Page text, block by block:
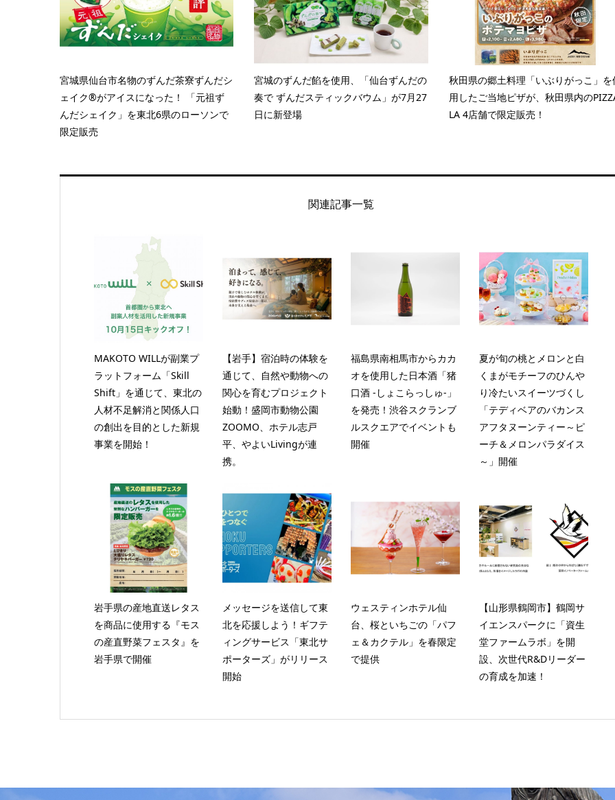
宮城県仙台市名物のずんだ茶寮ずんだシ
ェイク®がアイスになった！ 「元祖ず
んだシェイク」を東北6県のローソンで
限定販売
宮城のずんだ餡を使用、「仙台ずんだの
奏で ずんだスティックバウム」が7月27
日に新登場
秋田県の郷土料理「いぶりがっこ」を
用したご当地ピザが、秋田県内の
LA 4店舗で限定販売！
関連記事一覧
MAKOTO WILLが副業プ
ラットフォーム「Skill
Shift」を通じて、東北の
人材不足解消と関係人口
の創出を目的とした新規
事業を開始！
【岩手】宿泊時の体験を
通じて、自然や動物への
関心を育むプロジェクト
始動！盛岡市動物公園
ZOOMO、ホテル志戸
平、やよいLivingが連
携。
福島県南相馬市からカカ
オを使用した日本酒「猪
口酒 -しょこらっしゅ-」
を発売！渋谷スクランブ
ルスクエアでイベントも
開催
夏が旬の桃とメロンと白
くまがモチーフのひんや
り冷たいスイーツづくし
「テディベアのバカンス
アフタヌーンティー～ピ
ーチ＆メロンパラダイス
～」開催
岩手県の産地直送レタス
を商品に使用する『モス
の産直野菜フェスタ』を
岩手県で開催
メッセージを送信して東
北を応援しよう！ギフテ
ィングサービス「東北サ
ポーターズ」がリリース
開始
ウェスティンホテル仙
台、桜といちごの「パフ
ェ＆カクテル」を春限定
で提供
【山形県鶴岡市】鶴岡サ
イエンスパークに「資生
堂ファームラボ」を開
設、次世代R&Dリーダー
の育成を加速！